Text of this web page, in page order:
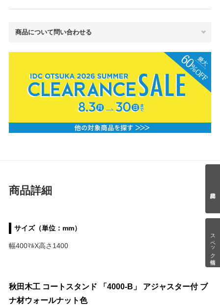
スペック情報
商品について問い合わせる
商品詳細
サイズ（単位：mm）
幅400ﾏﾙX高さ1400
秋田木工 コートスタンド 「4000-B」 アジャスター付 ブ
ナ材ウォールナット色